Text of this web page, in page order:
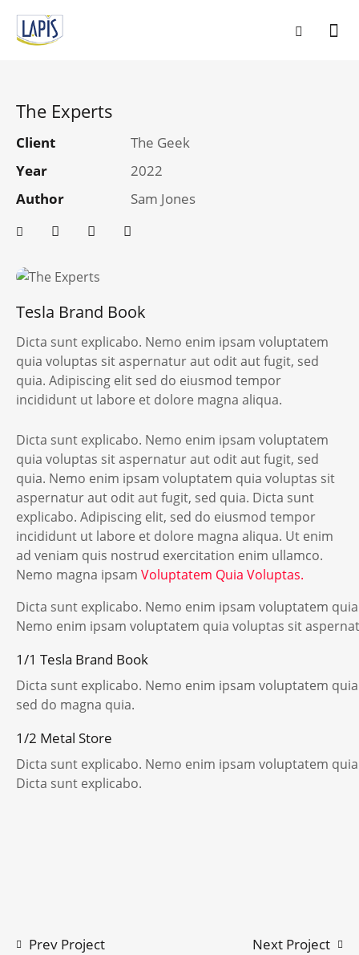
The Experts
Client
The Geek
Year
2022
Author
Sam Jones
Tesla Brand Book
Dicta sunt explicabo. Nemo enim ipsam voluptatem
quia voluptas sit aspernatur aut odit aut fugit, sed
quia. Adipiscing elit sed do eiusmod tempor
incididunt ut labore et dolore magna aliqua.
Dicta sunt explicabo. Nemo enim ipsam voluptatem
quia voluptas sit aspernatur aut odit aut fugit, sed
quia. Nemo enim ipsam voluptatem quia voluptas sit
aspernatur aut odit aut fugit, sed quia. Dicta sunt
explicabo. Adipiscing elit, sed do eiusmod tempor
incididunt ut labore et dolore magna aliqua. Ut enim
ad veniam quis nostrud exercitation enim ullamco.
Nemo magna ipsam Voluptatem Quia Voluptas.
Dicta sunt explicabo. Nemo enim ipsam voluptatem
Nemo enim ipsam voluptatem quia voluptas sit
1/1 Tesla Brand Book
Dicta sunt explicabo. Nemo enim ipsam voluptatem
sed do magna quia.
1/2 Metal Store
Dicta sunt explicabo. Nemo enim ipsam voluptatem
Dicta sunt explicabo.
Prev Project Next Project